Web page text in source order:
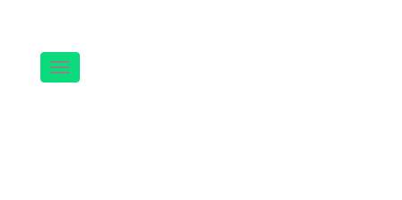
Navigation